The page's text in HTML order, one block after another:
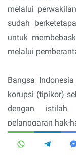
melalui
sudah
untuk
melalui
Bangsa
korupsi (tipikor)
dengan istilah
pelanggaran hak-
(tipikor) sudah